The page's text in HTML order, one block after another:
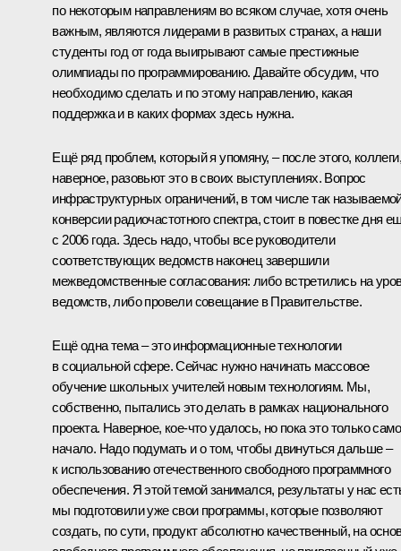
по некоторым направлениям во всяком случае, хотя очень
важным, являются лидерами в развитых странах, а наши
студенты год от года выигрывают самые престижные
олимпиады по программированию. Давайте обсудим, что
необходимо сделать и по этому направлению, какая
поддержка и в каких формах здесь нужна.
Ещё ряд проблем, который я упомяну, – после этого, коллеги,
наверное, разовьют это в своих выступлениях. Вопрос
инфраструктурных ограничений, в том числе так
конверсии радиочастотного спектра, стоит в повестке дня
с 2006 года. Здесь надо, чтобы все руководители
соответствующих ведомств наконец завершили
межведомственные согласования: либо встретились на
ведомств, либо провели совещание в Правительстве.
Ещё одна тема – это информационные технологии
в социальной сфере. Сейчас нужно начинать массовое
обучение школьных учителей новым технологиям. Мы,
собственно, пытались это делать в рамках национального
проекта. Наверное, кое‑что удалось, но пока это только
начало. Надо подумать и о том, чтобы двинуться дальше –
к использованию отечественного свободного программного
обеспечения. Я этой темой занимался, результаты у нас
мы подготовили уже свои программы, которые позволяют
создать, по сути, продукт абсолютно качественный, на